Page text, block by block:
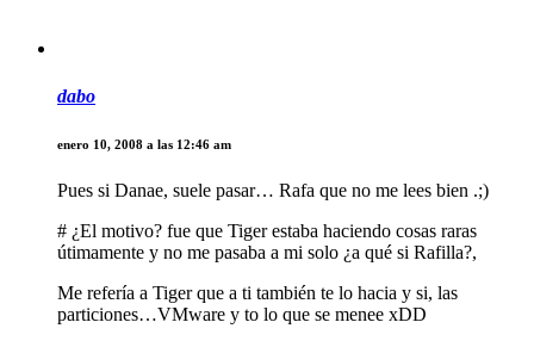
dabo
enero 10, 2008 a las 12:46 am
Pues si Danae, suele pasar… Rafa que no me lees bien .;)
# ¿El motivo? fue que Tiger estaba haciendo cosas raras
útimamente y no me pasaba a mi solo ¿a qué si Rafilla?,
Me refería a Tiger que a ti también te lo hacia y si, las
particiones…VMware y to lo que se menee xDD